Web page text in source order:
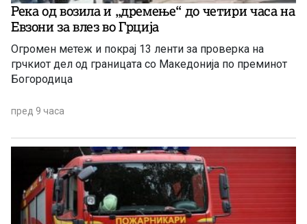
Река од возила и „дремење“ до четири часа на
Евзони за влез во Грција
Огромен метеж и покрај 13 ленти за проверка на
грчкиот дел од границата со Македонија по преминот
Богородица
пред 9 часа